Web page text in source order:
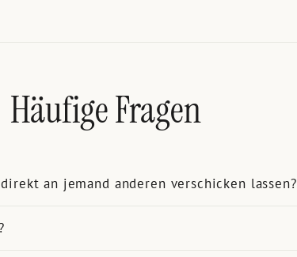
Häufige Fragen
an jemand anderen verschicken lassen?